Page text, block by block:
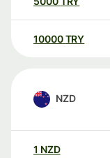
10000 TRY
NZD
1 NZD